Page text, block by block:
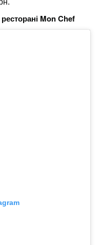
Mon Chef